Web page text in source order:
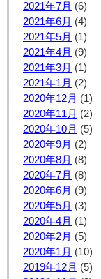
2021年7月 (6)
2021年6月 (4)
2021年5月 (1)
2021年4月 (9)
2021年3月 (1)
2021年1月 (2)
2020年12月 (1)
2020年11月 (2)
2020年10月 (5)
2020年9月 (2)
2020年8月 (8)
2020年7月 (8)
2020年6月 (9)
2020年5月 (3)
2020年4月 (1)
2020年2月 (5)
2020年1月 (10)
2019年12月 (5)